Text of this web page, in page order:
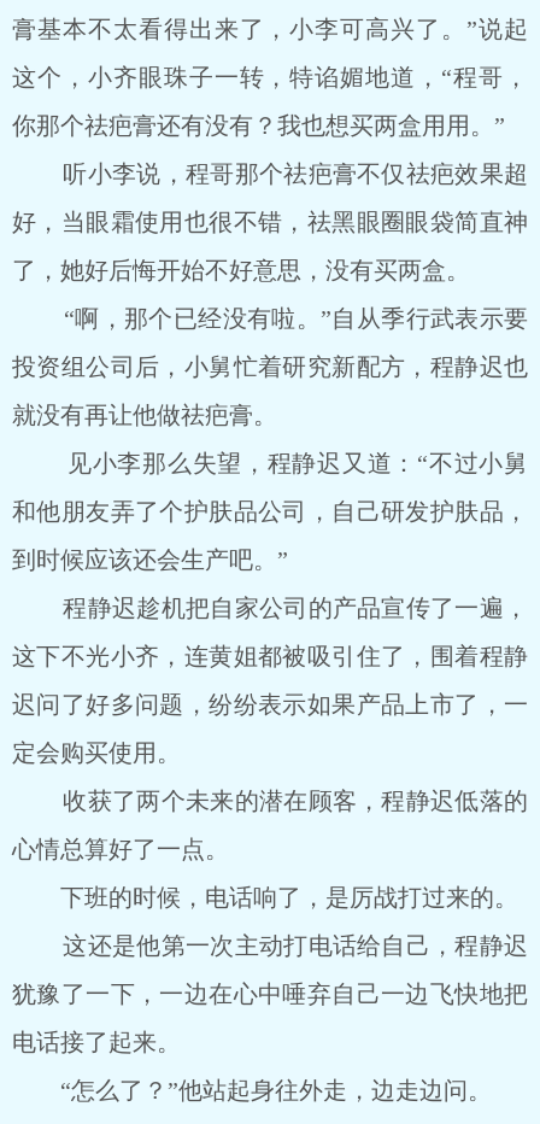
膏基本不太看得出来了，小李可高兴了。”说起
这个，小齐眼珠子一转，特谄媚地道，“程哥，
你那个祛疤膏还有没有？我也想买两盒用用。”
听小李说，程哥那个祛疤膏不仅祛疤效果超
好，当眼霜使用也很不错，祛黑眼圈眼袋简直神
了，她好后悔开始不好意思，没有买两盒。
“啊，那个已经没有啦。”自从季行武表示要
投资组公司后，小舅忙着研究新配方，程静迟也
就没有再让他做祛疤膏。
见小李那么失望，程静迟又道：“不过小舅
和他朋友弄了个护肤品公司，自己研发护肤品，
到时候应该还会生产吧。”
程静迟趁机把自家公司的产品宣传了一遍，
这下不光小齐，连黄姐都被吸引住了，围着程静
迟问了好多问题，纷纷表示如果产品上市了，一
定会购买使用。
收获了两个未来的潜在顾客，程静迟低落的
心情总算好了一点。
下班的时候，电话响了，是厉战打过来的。
这还是他第一次主动打电话给自己，程静迟
犹豫了一下，一边在心中唾弃自己一边飞快地把
电话接了起来。
“怎么了？”他站起身往外走，边走边问。